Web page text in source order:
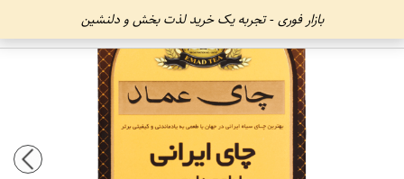
بازار فوری - تجربه یک خرید لذت بخش و دلنشین